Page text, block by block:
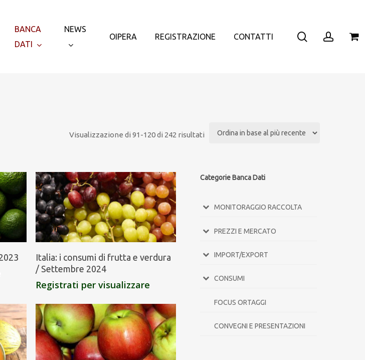
BANCA
DATI
NEWS
OIPERA
REGISTRAZIONE CONTATTI search
Visualizzazione di 91-120 di 242 risultati
Italia: i consumi di frutta e verdura
/ Settembre 2024
Registrati per visualizzare
Categorie Banca Dati
MONITORAGGIO RACCOLTA
PREZZI E MERCATO
IMPORT/EXPORT
CONSUMI
FOCUS ORTAGGI
CONVEGNI E PRESENTAZIONI